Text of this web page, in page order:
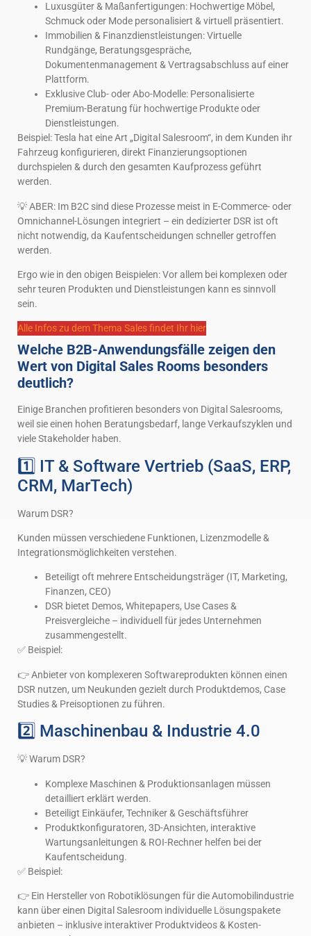
Luxusgüter & Maßanfertigungen: Hochwertige Möbel,
Schmuck oder Mode personalisiert & virtuell präsentiert.
Immobilien & Finanzdienstleistungen: Virtuelle
Rundgänge, Beratungsgespräche,
Dokumentenmanagement & Vertragsabschluss auf einer
Plattform.
Exklusive Club- oder Abo-Modelle: Personalisierte
Premium-Beratung für hochwertige Produkte oder
Dienstleistungen.
Beispiel: Tesla hat eine Art „Digital Salesroom“, in dem Kunden ihr
Fahrzeug konfigurieren, direkt Finanzierungsoptionen
durchspielen & durch den gesamten Kaufprozess geführt
werden.
💡 ABER: Im B2C sind diese Prozesse meist in E-Commerce- oder
Omnichannel-Lösungen integriert – ein dedizierter DSR ist oft
nicht notwendig, da Kaufentscheidungen schneller getroffen
werden.
Ergo wie in den obigen Beispielen: Vor allem bei komplexen oder
sehr teuren Produkten und Dienstleistungen kann es sinnvoll
sein.
Alle Infos zu dem Thema Sales findet Ihr hier
Welche B2B-Anwendungsfälle zeigen den
Wert von Digital Sales Rooms besonders
deutlich?
Einige Branchen profitieren besonders von Digital Salesrooms,
weil sie einen hohen Beratungsbedarf, lange Verkaufszyklen und
viele Stakeholder haben.
1️⃣ IT & Software Vertrieb (SaaS, ERP,
CRM, MarTech)
Warum DSR?
Kunden müssen verschiedene Funktionen, Lizenzmodelle &
Integrationsmöglichkeiten verstehen.
Beteiligt oft mehrere Entscheidungsträger (IT, Marketing,
Finanzen, CEO)
DSR bietet Demos, Whitepapers, Use Cases &
Preisvergleiche – individuell für jedes Unternehmen
zusammengestellt.
✅ Beispiel:
👉 Anbieter von komplexeren Softwareprodukten können einen
DSR nutzen, um Neukunden gezielt durch Produktdemos, Case
Studies & Preisoptionen zu führen.
2️⃣ Maschinenbau & Industrie 4.0
💡 Warum DSR?
Komplexe Maschinen & Produktionsanlagen müssen
detailliert erklärt werden.
Beteiligt Einkäufer, Techniker & Geschäftsführer
Produktkonfiguratoren, 3D-Ansichten, interaktive
Wartungsanleitungen & ROI-Rechner helfen bei der
Kaufentscheidung.
✅ Beispiel:
👉 Ein Hersteller von Robotiklösungen für die Automobilindustrie
kann über einen Digital Salesroom individuelle Lösungspakete
anbieten – inklusive interaktiver Produktvideos & Kosten-